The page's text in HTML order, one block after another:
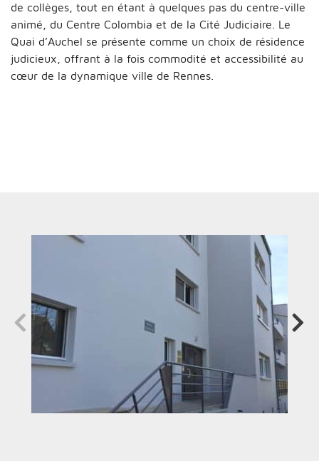
de collèges, tout en étant à quelques pas du centre-ville
animé, du Centre Colombia et de la Cité Judiciaire. Le
Quai d’Auchel se présente comme un choix de résidence
judicieux, offrant à la fois commodité et accessibilité au
cœur de la dynamique ville de Rennes.